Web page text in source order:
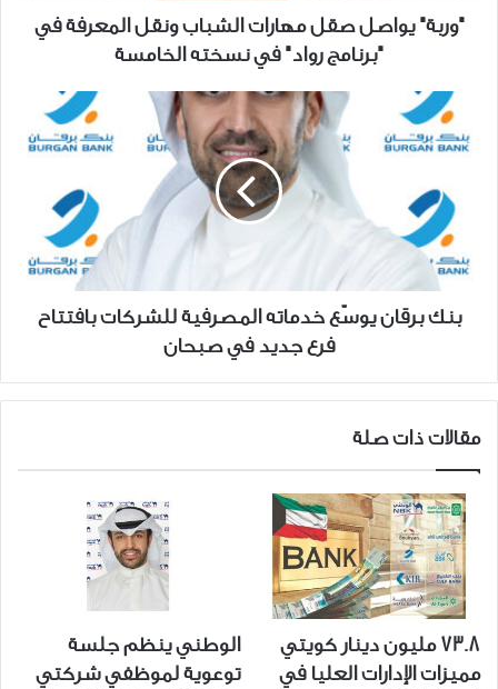
"برنامج
رواد"
نسخته
الخامسة
"وربة" يواصل صقل مهارات الشباب ونقل المعرفة في
"برنامج رواد" في نسخته الخامسة
بنك
برقان
يوسّع
خدماته
المصرفية
للشركات
بافتتاح
فرع
جديد
في
بنك برقان يوسّع خدماته المصرفية للشركات بافتتاح
فرع جديد في صبحان
مقالات ذات صلة
73.8 مليون دينار كويتي
مميزات الإدارات العليا في
الوطني ينظم جلسة
توعوية لموظفي شركتي